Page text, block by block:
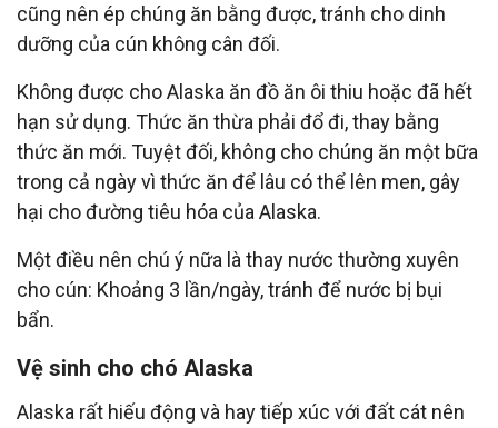
cũng nên ép chúng ăn bằng được, tránh cho dinh
dưỡng của cún không cân đối.
Không được cho Alaska ăn đồ ăn ôi thiu hoặc đã hết
hạn sử dụng. Thức ăn thừa phải đổ đi, thay bằng
thức ăn mới. Tuyệt đối, không cho chúng ăn một bữa
trong cả ngày vì thức ăn để lâu có thể lên men, gây
hại cho đường tiêu hóa của Alaska.
Một điều nên chú ý nữa là thay nước thường xuyên
cho cún: Khoảng 3 lần/ngày, tránh để nước bị bụi
bẩn.
Vệ sinh cho chó Alaska
Alaska rất hiếu động và hay tiếp xúc với đất cát nên